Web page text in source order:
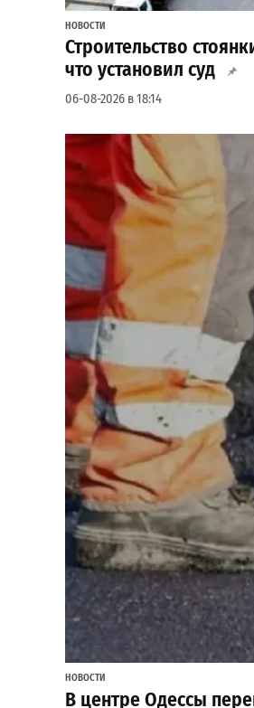
НОВОСТИ
Строительство
что установил суд
06-08-2026 в 18:14
НОВОСТИ
В центре Одессы